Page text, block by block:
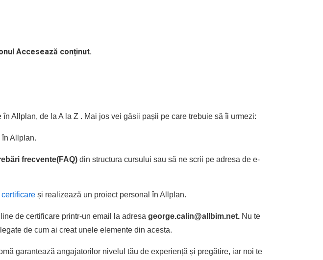
Accesează conținut.
Allplan, de la A la Z . Mai jos vei găsii pașii pe care trebuie să îi urmezi:
în Allplan.
frecvente(FAQ) din structura cursului sau să ne scrii pe adresa de e-
și realizează un proiect personal în Allplan.
de certificare printr-un email la adresa george.calin@allbim.net. Nu te
de cum ai creat unele elemente din acesta.
garantează angajatorilor nivelul tău de experiență și pregătire, iar noi te